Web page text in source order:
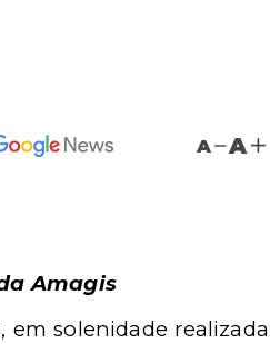
A A
Amagis
solenidade realizada